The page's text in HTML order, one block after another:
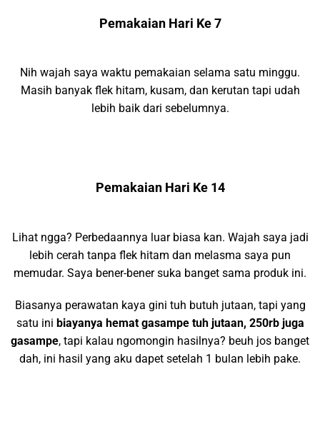
Pemakaian Hari Ke 7
Nih wajah saya waktu pemakaian selama satu minggu.
Masih banyak flek hitam, kusam, dan kerutan tapi udah
lebih baik dari sebelumnya.
Pemakaian Hari Ke 14
Lihat ngga? Perbedaannya luar biasa kan. Wajah saya jadi
lebih cerah tanpa flek hitam dan melasma saya pun
memudar. Saya bener-bener suka banget sama produk ini.
Biasanya perawatan kaya gini tuh butuh jutaan, tapi yang
satu ini biayanya hemat gasampe tuh jutaan, 250rb juga
gasampe, tapi kalau ngomongin hasilnya? beuh jos banget
dah, ini hasil yang aku dapet setelah 1 bulan lebih pake.